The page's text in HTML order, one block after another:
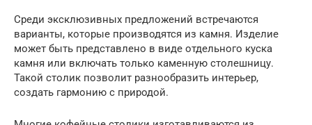
Среди эксклюзивных предложений встречаются
варианты, которые производятся из камня. Изделие
может быть представлено в виде отдельного куска
камня или включать только каменную столешницу.
Такой столик позволит разнообразить интерьер,
создать гармонию с природой.